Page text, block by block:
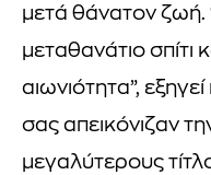
μετά θάνατον
μεταθανάτιο σπίτι
αιωνιότητα”, εξηγεί
σας απεικόνιζαν
μεγαλύτερους